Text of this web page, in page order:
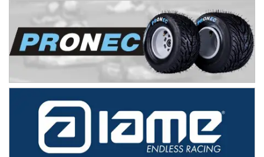
NORESTE SANTAFESINO - F6
Ciudad de Avellaneda (Asfalto)
Avellaneda (Santa Fe)
SUR SANTAFESINO - F4
Rufino (Santa Fe)
TUCUMANO - F5
Juan Navarro (Asfalto)
El Timbó (Tucumán)